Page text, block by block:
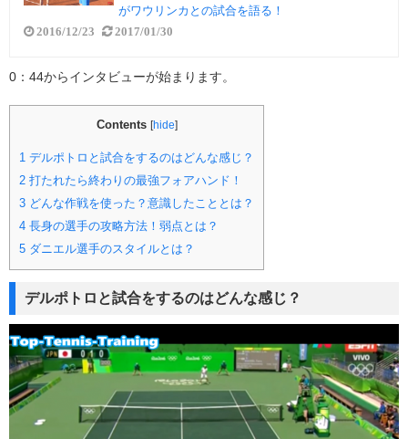
がワウリンカとの試合を語る！
2016/12/23 2017/01/30
0：44からインタビューが始まります。
Contents [hide]
1 デルポトロと試合をするのはどんな感じ？
2 打たれたら終わりの最強フォアハンド！
3 どんな作戦を使った？意識したこととは？
4 長身の選手の攻略方法！弱点とは？
5 ダニエル選手のスタイルとは？
デルポトロと試合をするのはどんな感じ？